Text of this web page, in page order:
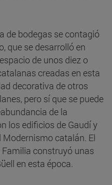
de bodegas se contagió
que se desarrolló en
de unos diez o
creadas en esta
decorativa de otros
pero sí que se puede
de la
los edificios de Gaudí y
catalán. El
construyó unas
en esta época.